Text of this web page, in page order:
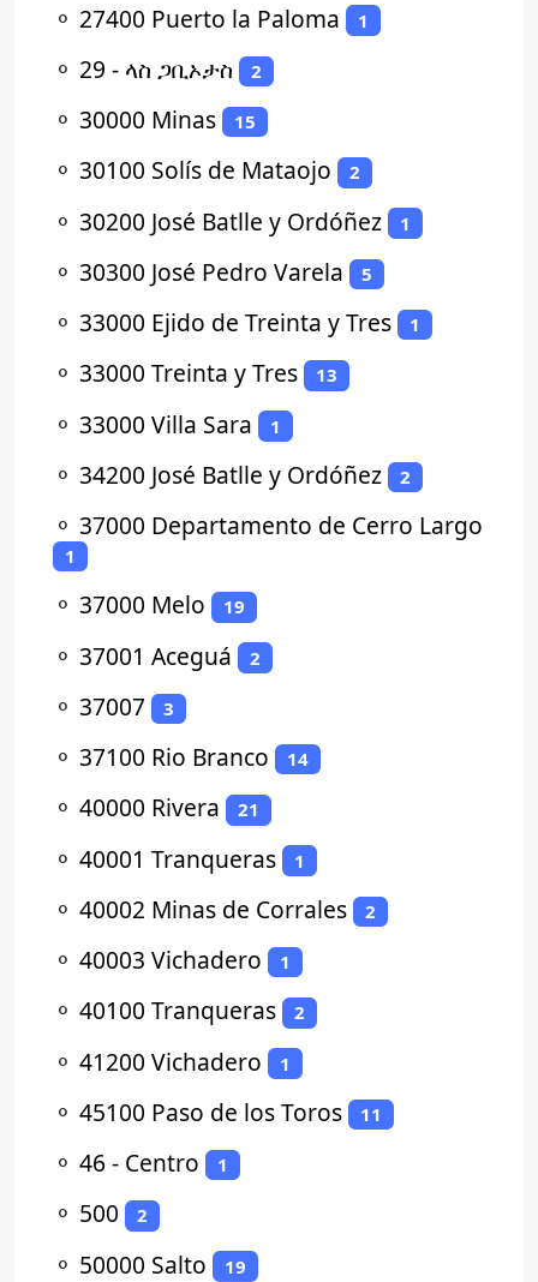
⚬ 27400 Puerto la Paloma 1
⚬ 29 - ላስ ጋቢኦታስ 2
⚬ 30000 Minas 15
⚬ 30100 Solís de Mataojo 2
⚬ 30200 José Batlle y Ordóñez 1
⚬ 30300 José Pedro Varela 5
⚬ 33000 Ejido de Treinta y Tres 1
⚬ 33000 Treinta y Tres 13
⚬ 33000 Villa Sara 1
⚬ 34200 José Batlle y Ordóñez 2
⚬ 37000 Departamento de Cerro Largo
1
⚬ 37000 Melo 19
⚬ 37001 Aceguá 2
⚬ 37007 3
⚬ 37100 Rio Branco 14
⚬ 40000 Rivera 21
⚬ 40001 Tranqueras 1
⚬ 40002 Minas de Corrales 2
⚬ 40003 Vichadero 1
⚬ 40100 Tranqueras 2
⚬ 41200 Vichadero 1
⚬ 45100 Paso de los Toros 11
⚬ 46 - Centro 1
⚬ 500 2
⚬ 50000 Salto 19